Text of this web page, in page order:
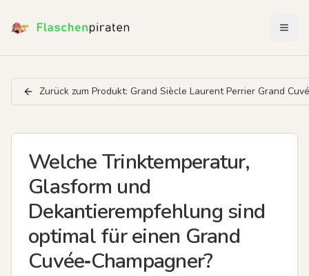
Zurück zum Produkt: Grand Siècle Laurent Perrier Grand
Welche Trinktemperatur,
Glasform und
Dekantierempfehlung sind
optimal für einen Grand
Cuvée‑Champagner?